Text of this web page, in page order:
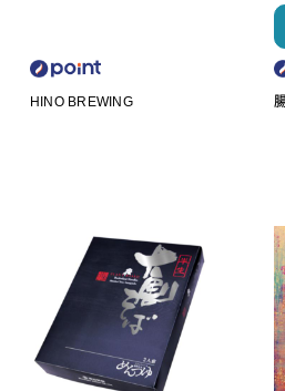
HINO BREWING